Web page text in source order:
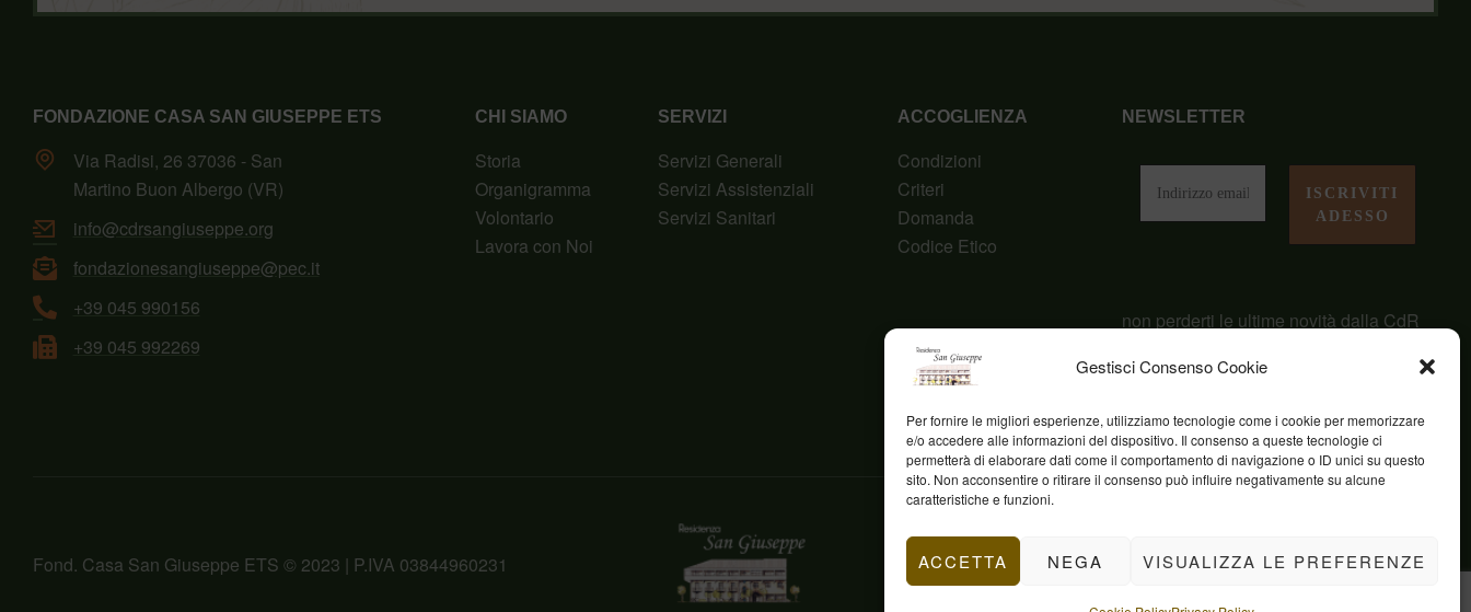
Gestisci Consenso Cookie
Per fornire le migliori esperienze, utilizziamo tecnologie come i cookie per memorizzare
e/o accedere alle informazioni del dispositivo. Il consenso a queste tecnologie ci
permetterà di elaborare dati come il comportamento di navigazione o ID unici su questo
sito. Non acconsentire o ritirare il consenso può influire negativamente su alcune
caratteristiche e funzioni.
ACCETTA NEGA VISUALIZZA LE PREFERENZE
FONDAZIONE CASA SAN GIUSEPPE ETS
Via Radisi, 26 37036 - San
Martino Buon Albergo (VR)
info@cdrsangiuseppe.org
fondazionesangiuseppe@pec.it
+39 045 990156
+39 045 992269
CHI SIAMO
Storia
Organigramma
Volontario
Lavora con Noi
SERVIZI
Servizi Generali
Servizi Assistenziali
Servizi Sanitari
ACCOGLIENZA
Condizioni
Criteri
Domanda
Codice Etico
NEWSLETTER
non perderti le ultime novità dalla CdR
Fond. Casa San Giuseppe ETS © 2023 | P.IVA 03844960231